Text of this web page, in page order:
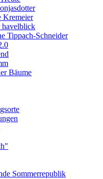
Kremeier
havelblick
Tippach-Schneider
Bäume
Sommerrepublik